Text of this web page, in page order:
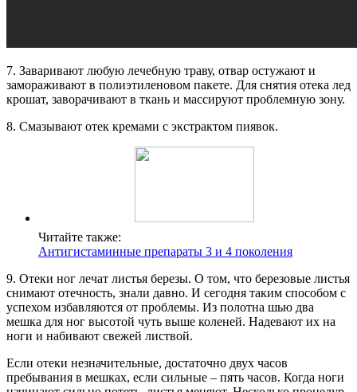
7. Заваривают любую лечебную траву, отвар остужают и
замораживают в полиэтиленовом пакете. Для снятия отека лед
крошат, заворачивают в ткань и массируют проблемную зону.
8. Смазывают отек кремами с экстрактом пиявок.
Читайте также:
Антигистаминные препараты 3 и 4 поколения
9. Отеки ног лечат листья березы. О том, что березовые листья
снимают отечность, знали давно. И сегодня таким способом с
успехом избавляются от проблемы. Из полотна шью два
мешка для ног высотой чуть выше коленей. Надевают их на
ноги и набивают свежей листвой.
Если отеки незначительные, достаточно двух часов
пребывания в мешках, если сильные – пять часов. Когда ноги